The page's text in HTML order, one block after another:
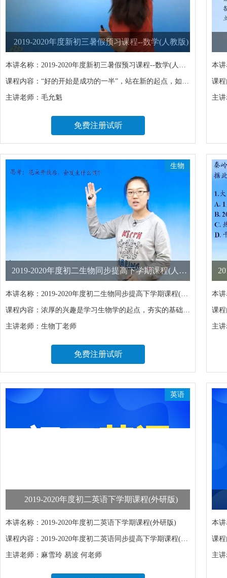
2019-2020年度新初三暑假预习课程--数学(人教版)
本讲名称： 2019-2020年度新初三暑假预习课程--数学(人教版)
课程内容： “好的开始是成功的一半”，站在新的起点，如何走在同龄人的前面，在初中阶段的学习中独占鳌头，打好预习的根基显得十分重要。全国著名教师、中考命题研究专家与你一起揭开初中数学的神秘面纱，对课本的重难点提前规划，激发学习兴趣，培养自学能力，为高效的完成学习任务做好准备。这个暑假，给你自信与从容，让我们赢在起跑线！
主讲老师： 毛允魁
免费注册试听
本
课
主
生物
2019-2020年度初二生物同步提高下学期课程(人教版)
本讲名称： 2019-2020年度初二生物同步提高下学期课程(人教版)
课程内容： 浓厚的兴趣是学习生物学的起点，夯实的基础是是提高生物成绩的有效手段！本课程帮助同学同步复习初二生物重难点知识，辨析易错点，巩固基础知识。培养浓厚兴趣，掌握解题技巧，轻松提高生物成绩。
主讲老师： 生物丁老师
免费注册试听
本
课
主
英语
2019-2020年度初二英语下学期课程(外研版)
本讲名称： 2019-2020年度初二英语下学期课程(外研版)
课程内容： 2019-2020年度初二英语同步提高下学期课程(外研版),2019-2020年度初二英语满分冲刺下学期课程
主讲老师： 麻雪玲 易波 何老师
本
课
主